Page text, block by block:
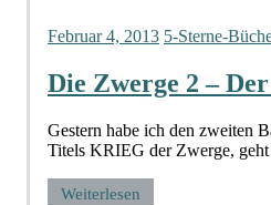
Februar 4, 2013 5-Sterne-
Die Zwerge 2 –
Gestern habe ich den zweiten
Titels KRIEG der Zwerge,
Weiterlesen